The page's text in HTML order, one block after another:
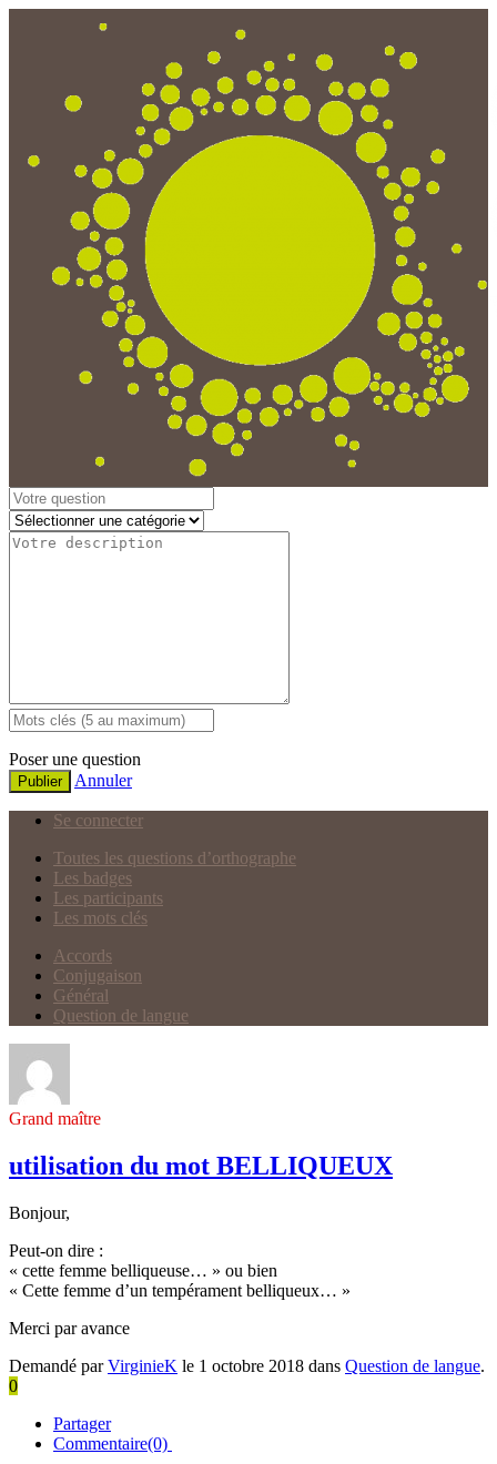
Poser une question
Publier Annuler
Se connecter
Toutes les questions d’orthographe
Les badges
Les participants
Les mots clés
Accords
Conjugaison
Général
Question de langue
Grand maître
utilisation du mot BELLIQUEUX
Bonjour,
Peut-on dire :
« cette femme belliqueuse… » ou bien
« Cette femme d’un tempérament belliqueux… »
Merci par avance
Demandé parVirginieK le 1 octobre 2018 dans Question de langue.
0
Partager
Commentaire(0)